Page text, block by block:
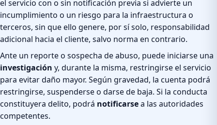
el servicio con o sin notificación previa si advierte un
incumplimiento o un riesgo para la infraestructura o
terceros, sin que ello genere, por sí solo, responsabilidad
adicional hacia el cliente, salvo norma en contrario.
Ante un reporte o sospecha de abuso, puede iniciarse una
investigación y, durante la misma, restringirse el servicio
para evitar daño mayor. Según gravedad, la cuenta podrá
restringirse, suspenderse o darse de baja. Si la conducta
constituyera delito, podrá notificarsea las autoridades
competentes.